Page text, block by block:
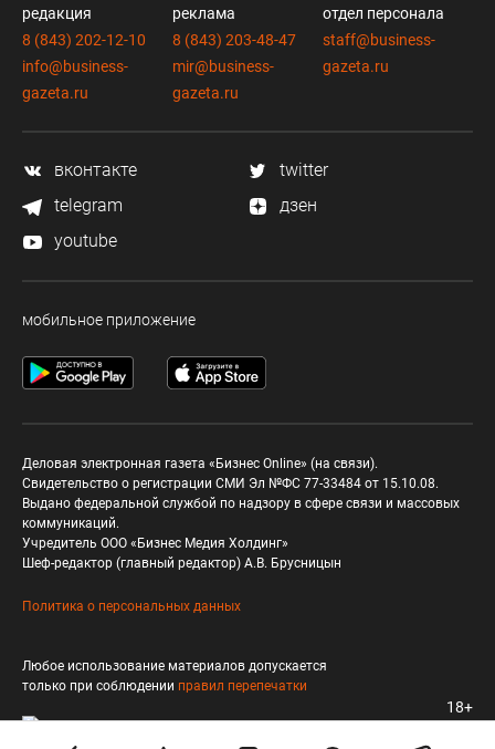
редакция
8 (843) 202-12-10
info@business-
gazeta.ru
реклама
8 (843) 203-48-47
mir@business-
gazeta.ru
отдел персонала
staff@business-
gazeta.ru
вконтакте
twitter
telegram
дзен
youtube
мобильное приложение
Деловая электронная газета «Бизнес Online» (на связи).
Свидетельство о регистрации СМИ Эл №ФС 77-33484 от 15.10.08.
Выдано федеральной службой по надзору в сфере связи и массовых
коммуникаций.
Учредитель ООО «Бизнес Медия Холдинг»
Шеф-редактор (главный редактор) А.В. Брусницын
Политика о персональных данных
Любое использование материалов допускается
только при соблюдении правил перепечатки
18+